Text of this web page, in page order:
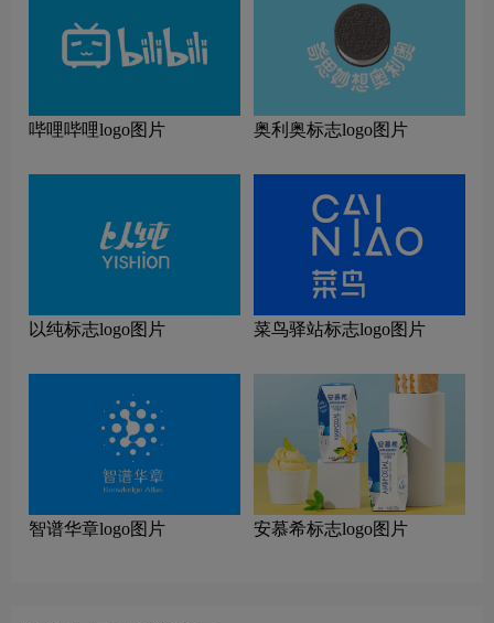
哔哩哔哩logo图片 奥利奥标志logo图片
以纯标志logo图片 菜鸟驿站标志logo图片
智谱华章logo图片 安慕希标志logo图片